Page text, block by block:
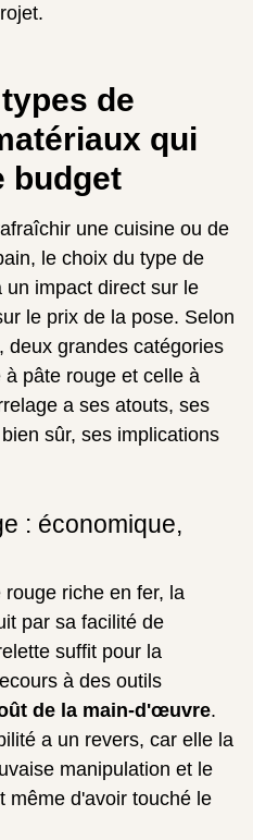
de
qui
budget
une cuisine ou de
le choix du type de
impact direct sur le
le prix de la pose. Selon
deux grandes catégories
pâte rouge et celle à
a ses atouts, ses
sûr, ses implications
: économique,
riche en fer, la
par sa facilité de
suffit pour la
à des outils
de la main-d'œuvre.
a un revers, car elle la
manipulation et le
même d'avoir touché le